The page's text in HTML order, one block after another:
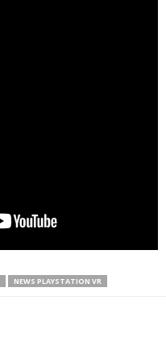
NEWS PLAYSTATION VR